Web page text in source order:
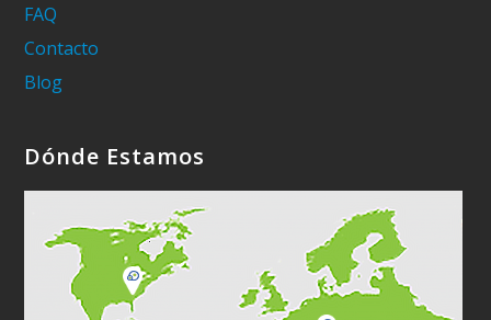
FAQ
Contacto
Blog
Dónde Estamos